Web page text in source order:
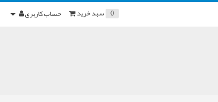
حساب کاربری 0 سبد خرید